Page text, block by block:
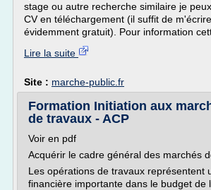
stage ou autre recherche similaire je
CV en téléchargement (il suffit de
évidemment gratuit). Pour information
Lire la suite
Site : marche-public.fr
Formation Initiation aux
de travaux - ACP
Voir en pdf
Acquérir le cadre général des marchés
Les opérations de travaux représentent
financière importante dans le budget de